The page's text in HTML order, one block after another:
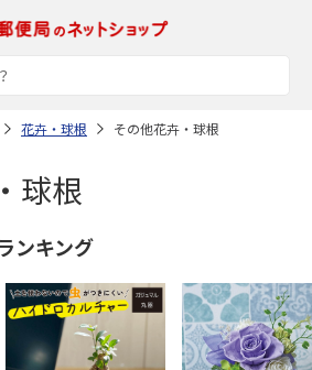
花卉・球根 その他花卉・球根
球根
ンキング